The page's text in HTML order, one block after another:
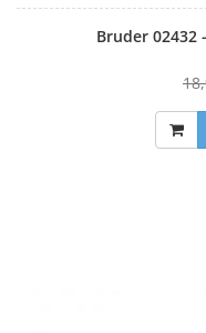
Bruder 02432